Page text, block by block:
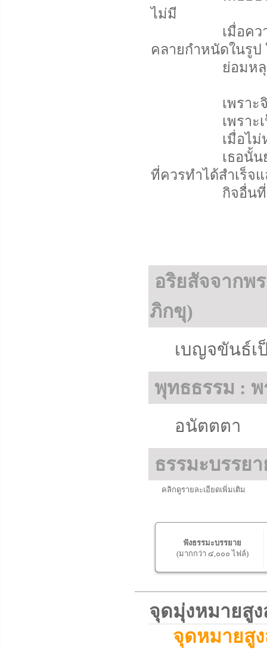
ไม่มี
เมื่อความยึดมั่
คลายกำหนัดในรู
ย่อมหลุดพ้นจา
เพราะจิตหลุ
เพราะเป็นจิต
เมื่อไม่หวาดส
เธอนั้นย่อมรู้ชั
ที่ควรทำได้สำเร็จ
กิจอื่นที่จะต้อง
อริยสัจจากพ
ภิกขุ)
เบญจขันธ์เ
พุทธธรรม :
อนัตตตา
ธรรมะบรรยา
คลิกดูรายละเอียดเพิ่มเติม
ฟังธรรมะบรรยาย
(มากกว่า ๔,๐๐๐ ไฟล์)
จุดมุ่งหมายสู
จุดหมายสู